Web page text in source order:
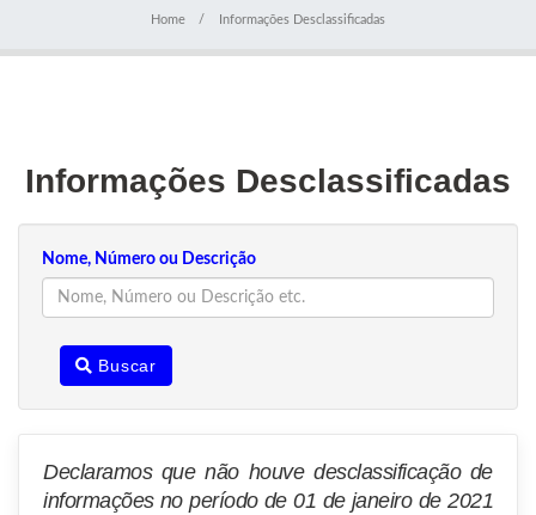
Home Informações Desclassificadas
Informações Desclassificadas
Nome, Número ou Descrição
Buscar
Declaramos que não houve desclassificação de
informações no período de 01 de janeiro de 2021